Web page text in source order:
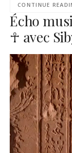
CONTINUE
Écho
☥ avec